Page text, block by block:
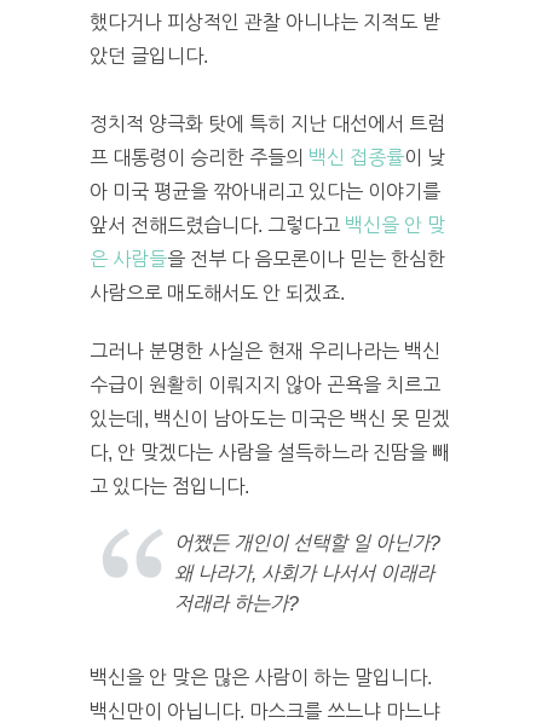
했다거나 피상적인 관찰 아니냐는 지적도 받
았던 글입니다.
정치적 양극화 탓에 특히 지난 대선에서 트럼
프 대통령이 승리한 주들의 백신 접종률이 낮
아 미국 평균을 깎아내리고 있다는 이야기를
앞서 전해드렸습니다. 그렇다고 백신을 안 맞
은 사람들을 전부 다 음모론이나 믿는 한심한
사람으로 매도해서도 안 되겠죠.
그러나 분명한 사실은 현재 우리나라는 백신
수급이 원활히 이뤄지지 않아 곤욕을 치르고
있는데, 백신이 남아도는 미국은 백신 못 믿겠
다, 안 맞겠다는 사람을 설득하느라 진땀을 빼
고 있다는 점입니다.
어쨌든 개인이 선택할 일 아닌가?
왜 나라가, 사회가 나서서 이래라
저래라 하는가?
백신을 안 맞은 많은 사람이 하는 말입니다.
백신만이 아닙니다. 마스크를 쓰느냐 마느냐